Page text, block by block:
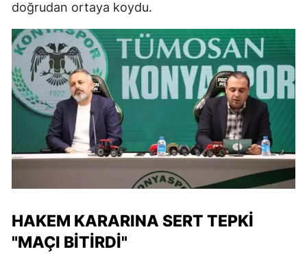
doğrudan ortaya koydu.
HAKEM KARARINA SERT TEPKI
"MAÇI BITIRDI"